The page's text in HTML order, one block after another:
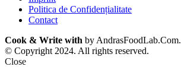
Politica de Confidențialitate
Contact
Cook & Write with by AndrasFoodLab.Com.
© Copyright 2024. All rights reserved.
Close